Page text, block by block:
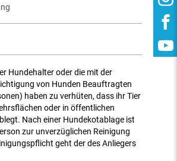
Hundehalter oder die mit der
von Hunden Beauftragten
haben zu verhüten, dass ihr Tier
oder in öffentlichen
Nach einer Hundekotablage ist
zur unverzüglichen Reinigung
geht der des Anliegers